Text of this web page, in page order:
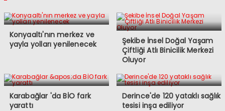
Konyaaltı'nın merkez ve
yayla yolları yenilenecek
Şekibe İnsel Doğal Yaşam
Çiftliği Atlı Binicilik Merkezi
Oluyor
Karabağlar 'da BİO fark
yarattı
Derince'de 120 yataklı sağlık
tesisi inşa ediliyor